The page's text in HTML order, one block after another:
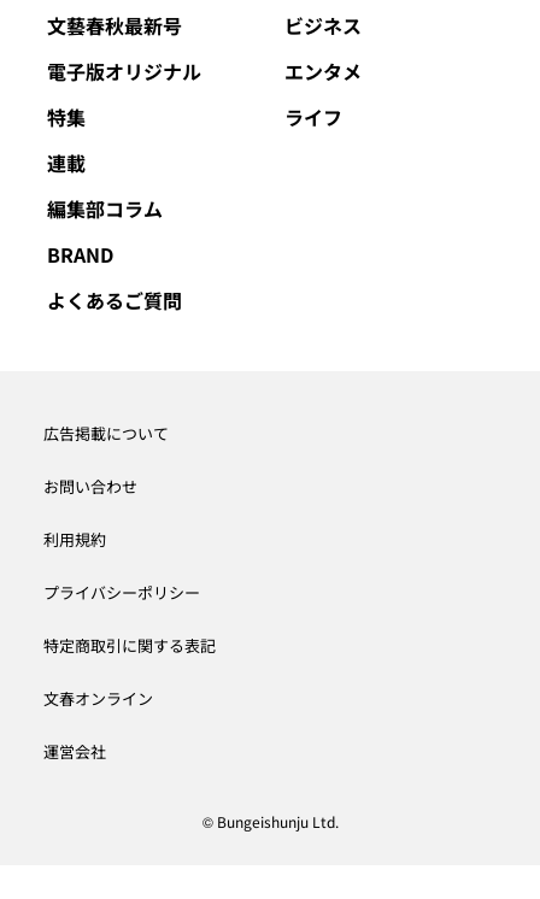
文藝春秋最新号
電子版オリジナル
特集
連載
編集部コラム
BRAND
よくあるご質問
ビジネス
エンタメ
ライフ
広告掲載について
お問い合わせ
利用規約
プライバシーポリシー
特定商取引に関する表記
文春オンライン
運営会社
© Bungeishunju Ltd.